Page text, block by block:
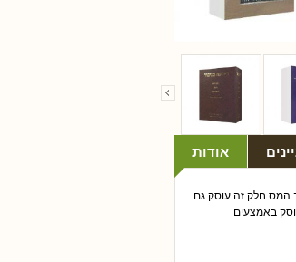
אודות
המס חלק זה עוסק גם
באמצעים